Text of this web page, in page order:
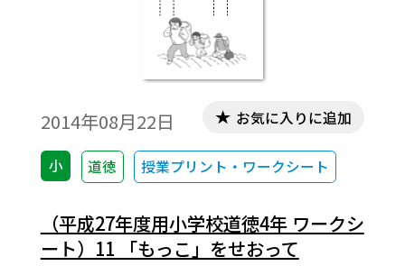
2014年08月22日
小 道徳 授業プリント・ワークシート
お気に入りに追加
（平成27年度用小学校道徳4年 ワークシ
ート）11 「もっこ」をせおって